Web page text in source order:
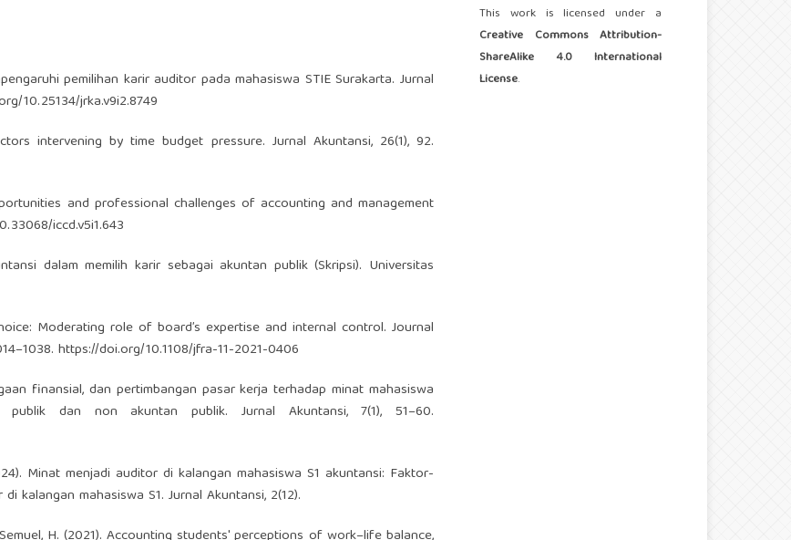
pemilihan karir auditor pada mahasiswa STIE Surakarta. Jurnal
10.25134/jrka.v9i2.8749
intervening by time budget pressure. Jurnal Akuntansi, 26(1), 92.
and professional challenges of accounting and management
iccd.v5i1.643
dalam memilih karir sebagai akuntan publik (Skripsi). Universitas
Moderating role of board’s expertise and internal control. Journal
https://doi.org/10.1108/jfra-11-2021-0406
finansial, dan pertimbangan pasar kerja terhadap minat mahasiswa
dan non akuntan publik. Jurnal Akuntansi, 7(1), 51–60.
Minat menjadi auditor di kalangan mahasiswa S1 akuntansi: Faktor-
mahasiswa S1. Jurnal Akuntansi, 2(12).
This work is licensed under a
Creative Commons Attribution-
ShareAlike 4.0 International
License.